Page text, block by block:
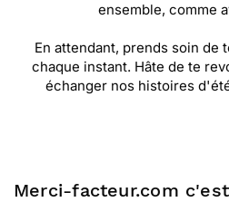
ensemble, comme
En attendant, prends soin de
chaque instant. Hâte de te
échanger nos histoires
Merci-facteur.com